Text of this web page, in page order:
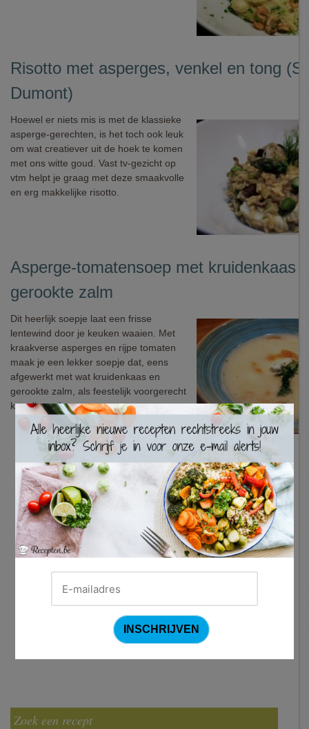
Risotto met asperges, venkel en tong
Dumont)
Hoewel er niets mis is met de klassieke
asperge-gerechten, is het toch ook leuk
om wat creatiever uit de hoek te komen
met ons witte goud. Vast tv-gezicht op
vtm helpt je graag met deze smaakvolle
en erg makkelijke risotto.
Asperge-tomatensoep met kruidenkaas
gerookte zalm
Dit heerlijk soepje laat een frisse
lentewind door je keuken waaien. Met
kraakverse asperges en rijpe tomaten
maak je een lekker soepje dat, eens
afgewerkt met wat kruidenkaas en
gerookte zalm, als feestelijk voorgerecht
kan dienen!
Zoek een recept
×